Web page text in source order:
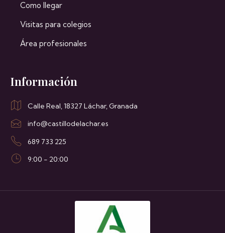
Como llegar
Visitas para colegios
Área profesionales
Información
Calle Real, 18327 Láchar, Granada
info@castillodelachar.es
689 733 225
9:00 - 20:00